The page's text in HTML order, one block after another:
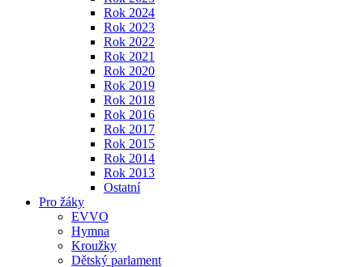
Rok 2024
Rok 2023
Rok 2022
Rok 2021
Rok 2020
Rok 2019
Rok 2018
Rok 2016
Rok 2017
Rok 2015
Rok 2014
Rok 2013
Ostatní
Pro žáky
EVVO
Hymna
Kroužky
Dětský parlament